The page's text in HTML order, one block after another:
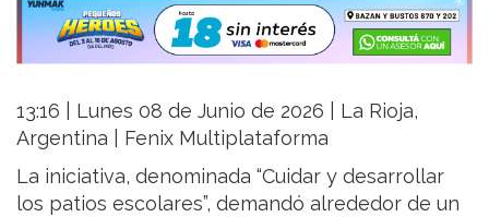
13:16 | Lunes 08 de Junio de 2026 | La Rioja,
Argentina | Fenix Multiplataforma
La iniciativa, denominada “Cuidar y desarrollar
los patios escolares”, demandó alrededor de un